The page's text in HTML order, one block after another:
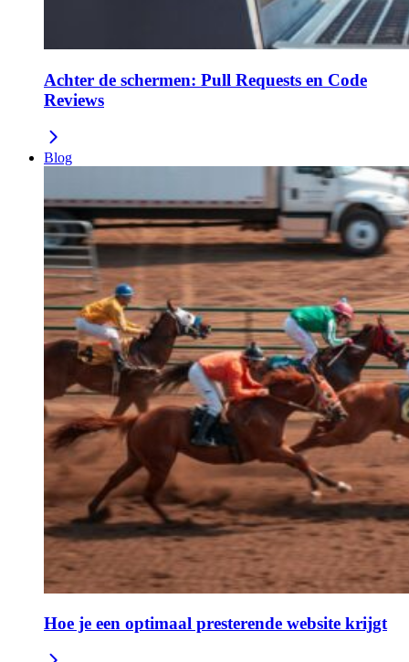
Achter de schermen: Pull Requests en Code
Reviews
Blog
Hoe je een optimaal presterende website krijgt